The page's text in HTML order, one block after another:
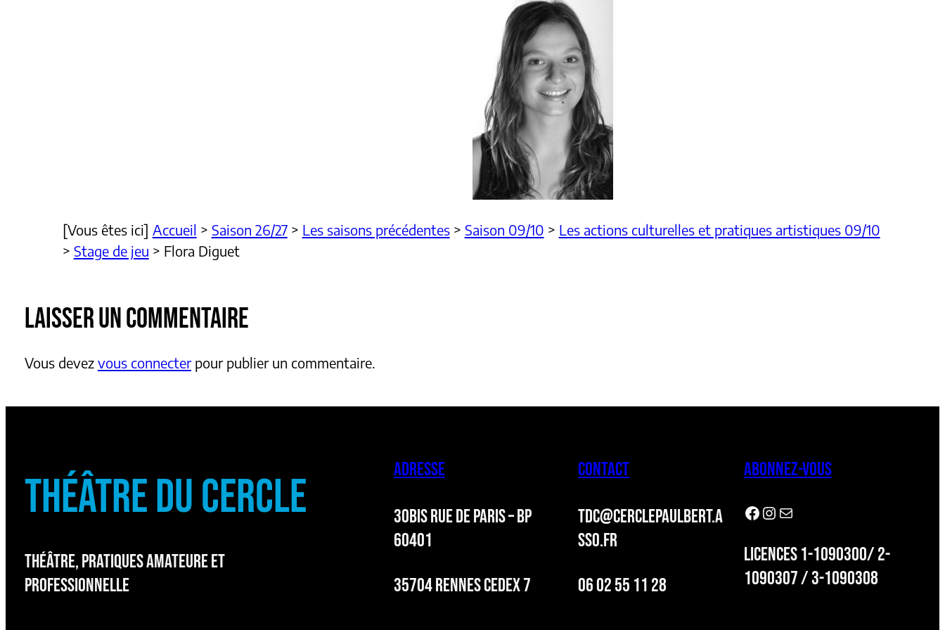
[Vous êtes ici] Accueil > Saison 26/27> Les saisons précédentes> Saison 09/10 > Les actions culturelles et pratiques artistiques 09/10
> Stage de jeu > Flora Diguet
LAISSER UN COMMENTAIRE
Vous devez vous connecterpour publier un commentaire.
THÉÂTRE DU CERCLE
THÉÂTRE, PRATIQUES AMATEURE ET
PROFESSIONNELLE
ADRESSE
30BIS RUE DE PARIS – BP
60401
35704 RENNES CEDEX 7
CONTACT
TDC@CERCLEPAULBERT.A
SSO.FR
06 02 55 11 28
ABONNEZ-VOUS
Facebook Instagram Newsletter
LICENCES 1-1090300/ 2-
1090307 / 3-1090308